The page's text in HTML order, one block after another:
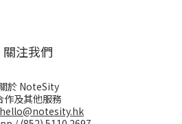
關注我們
於 NoteSity
作及其他服務
hello@notesity.hk